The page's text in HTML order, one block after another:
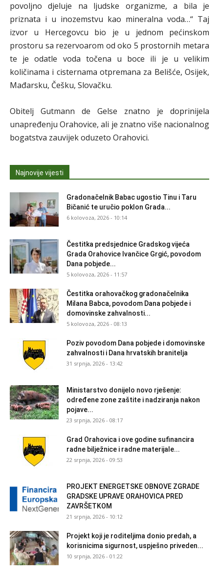
povoljno djeluje na ljudske organizme, a bila je
priznata i u inozemstvu kao mineralna voda…“ Taj
izvor u Hercegovcu bio je u jednom pećinskom
prostoru sa rezervoarom od oko 5 prostornih metara
te je odatle voda točena u boce ili je u velikim
količinama i cisternama otpremana za Belišće, Osijek,
Mađarsku, Češku, Slovačku.
Obitelj Gutmann de Gelse znatno je doprinijela
unapređenju Orahovice, ali je znatno više nacionalnog
bogatstva zauvijek oduzeto Orahovici.
Najnovije vijesti
Gradonačelnik Babac ugostio Tinu i Taru
Bičanić te uručio poklon Grada...
6 kolovoza, 2026 - 10:14
Čestitka predsjednice Gradskog vijeća
Grada Orahovice Ivančice Grgić, povodom
Dana pobjede...
5 kolovoza, 2026 - 11:57
Čestitka orahovačkog gradonačelnika
Milana Babca, povodom Dana pobjede i
domovinske zahvalnosti...
5 kolovoza, 2026 - 08:13
Poziv povodom Dana pobjede i domovinske
zahvalnosti i Dana hrvatskih branitelja
31 srpnja, 2026 - 13:42
Ministarstvo donijelo novo rješenje:
određene zone zaštite i nadziranja nakon
pojave...
23 srpnja, 2026 - 08:17
Grad Orahovica i ove godine sufinancira
radne bilježnice i radne materijale...
22 srpnja, 2026 - 09:53
PROJEKT ENERGETSKE OBNOVE ZGRADE
GRADSKE UPRAVE ORAHOVICA PRED
ZAVRŠETKOM
21 srpnja, 2026 - 10:12
Projekt koji je roditeljima donio predah, a
korisnicima sigurnost, uspješno priveden...
10 srpnja, 2026 - 01:22